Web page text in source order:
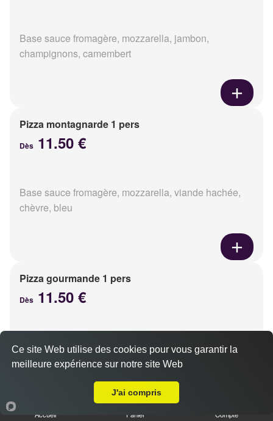
Base sauce fromagère, mozzarella, jambon,
champignons, camembert
Pizza montagnarde 1 pers
Dès 11.50 €
Base sauce fromagère, mozzarella, viande hachée,
chèvre, bleu
Pizza gourmande 1 pers
Dès 11.50 €
Base sauce fromagère, mozzarella, jambon, poulet,
pommes de terre, oignons
Accueil Panier Compte
Ce site Web utilise des cookies pour vous garantir la
meilleure expérience sur notre site Web
J'ai compris